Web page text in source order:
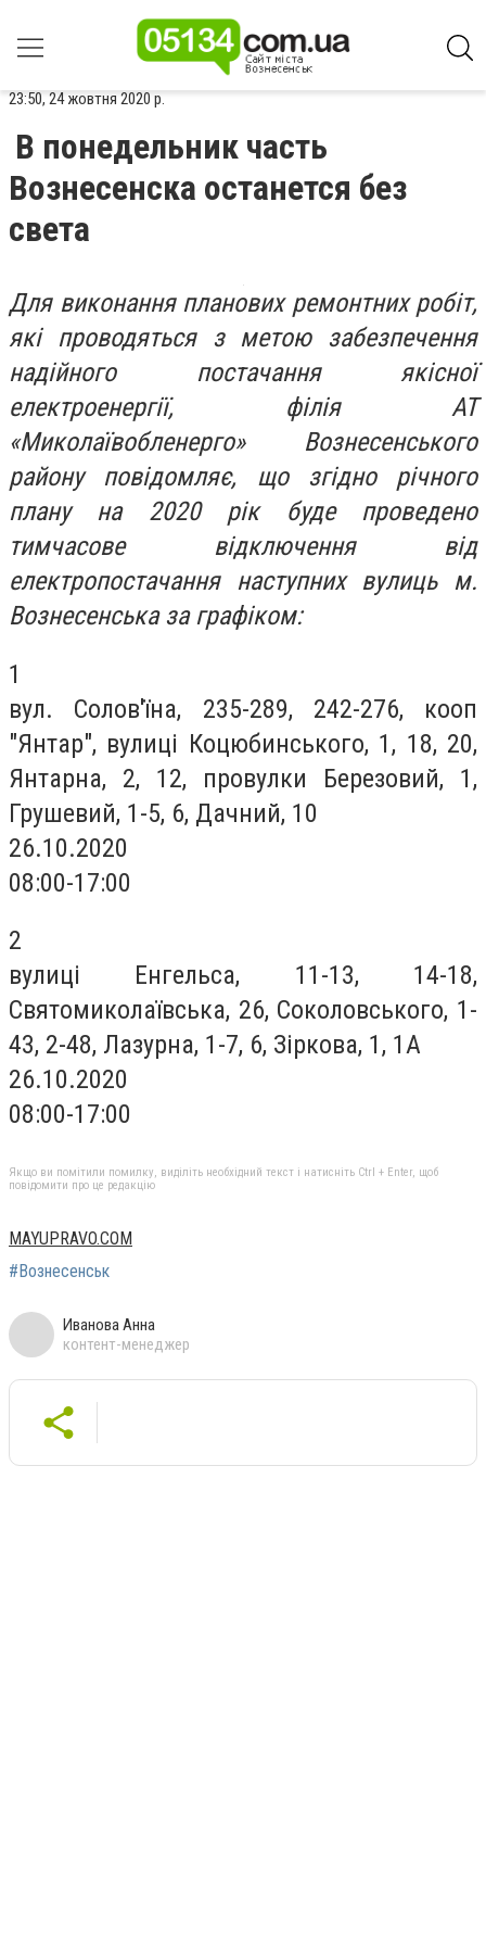
23:50, 24 жовтня 2020 р.
В понедельник часть
Вознесенска останется без
света
Для виконання планових ремонтних робіт,
які проводяться з метою забезпечення
надійного постачання якісної
електроенергії, філія АТ
«Миколаївобленерго» Вознесенського
району повідомляє, що згідно річного
плану на 2020 рік буде проведено
тимчасове відключення від
електропостачання наступних вулиць м.
Вознесенська за графіком:
1
вул. Солов'їна, 235-289, 242-276, кооп
"Янтар", вулиці Коцюбинського, 1, 18, 20,
Янтарна, 2, 12, провулки Березовий, 1,
Грушевий, 1-5, 6, Дачний, 10
26.10.2020
08:00-17:00
2
вулиці Енгельса, 11-13, 14-18,
Святомиколаївська, 26, Соколовського, 1-
43, 2-48, Лазурна, 1-7, 6, Зіркова, 1, 1А
26.10.2020
08:00-17:00
Якщо ви помітили помилку, виділіть необхідний текст і натисніть Ctrl + Enter, щоб
повідомити про це редакцію
MAYUPRAVO.COM
#Вознесенськ
Иванова Анна
контент-менеджер